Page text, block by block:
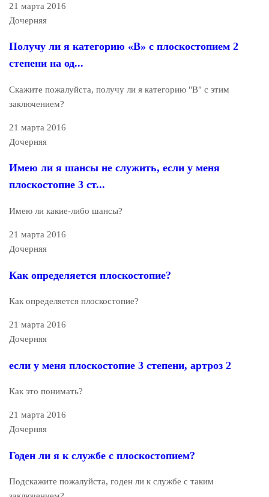
21 марта 2016
Дочерняя
Получу ли я категорию «В» с плоскостопием 2
степени на од...
Скажите пожалуйста, получу ли я категорию "В" с этим
заключением?
21 марта 2016
Дочерняя
Имею ли я шансы не служить, если у меня
плоскостопие 3 ст...
Имею ли какие-либо шансы?
21 марта 2016
Дочерняя
Как определяется плоскостопие?
Как определяется плоскостопие?
21 марта 2016
Дочерняя
если у меня плоскостопие 3 степени, артроз 2
Как это понимать?
21 марта 2016
Дочерняя
Годен ли я к службе с плоскостопием?
Подскажите пожалуйста, годен ли к службе с таким